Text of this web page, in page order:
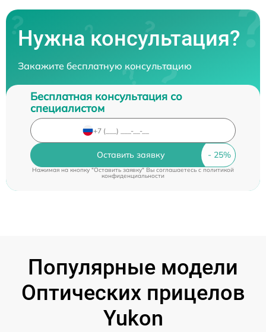
Нужна консультация?
Закажите бесплатную консультацию
Бесплатная консультация со
специалистом
Оставить заявку
Нажимая на кнопку "Оставить заявку" Вы соглашаетесь c политикой
конфиденциальности
Популярные модели
Оптических прицелов
Yukon